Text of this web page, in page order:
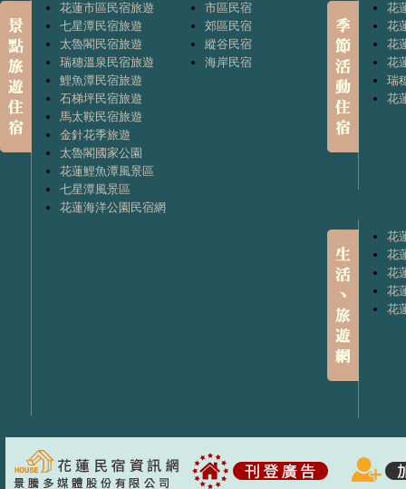
花蓮市區民宿旅遊
七星潭民宿旅遊
太魯閣民宿旅遊
瑞穗溫泉民宿旅遊
鯉魚潭民宿旅遊
石梯坪民宿旅遊
馬太鞍民宿旅遊
金針花季旅遊
太魯閣國家公園
花蓮鯉魚潭風景區
七星潭風景區
花蓮海洋公園民宿網
市區民宿
郊區民宿
縱谷民宿
海岸民宿
花
花
花
花
瑞
花
花
花
花
花
花